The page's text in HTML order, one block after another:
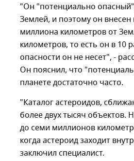
"Он "потенциально
Землей, и поэтому он
миллиона километров от
километров, то есть он в 10
опасности он не несет", -
Он пояснил, что
планете достаточно часто.
"Каталог астероидов,
более двух тысяч объектов.
до семи миллионов
когда астероид заходит
заключил специалист.